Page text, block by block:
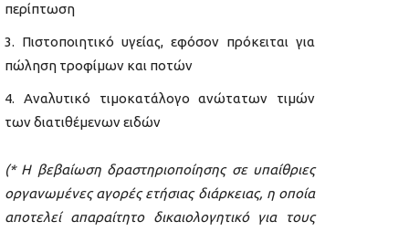
περίπτωση
Πιστοποιητικό υγείας, εφόσον πρόκειται για
πώληση τροφίμων και ποτών
Αναλυτικό τιμοκατάλογο ανώτατων τιμών
των διατιθέμενων ειδών
(* Η βεβαίωση δραστηριοποίησης σε υπαίθριες
οργανωμένες αγορές ετήσιας διάρκειας, η οποία
αποτελεί απαραίτητο δικαιολογητικό για τους